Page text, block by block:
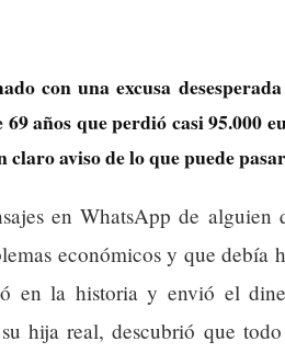
con una excusa
años que perdió casi 95.000
claro aviso de lo que puede
en WhatsApp de alguien
económicos y que debía
en la historia y envió el
hija real, descubrió que